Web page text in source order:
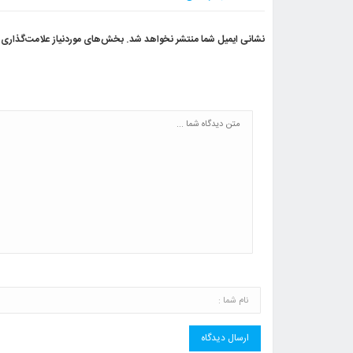
نشانی ایمیل شما منتشر نخواهد شد.بخش‌های موردنیاز